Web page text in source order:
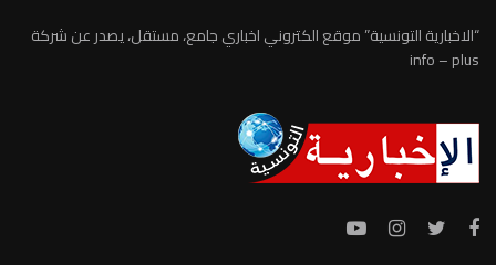
“الاخبارية التونسية” موقع الكتروني اخباري جامع، مستقل، يصدر عن شركة
info – plus